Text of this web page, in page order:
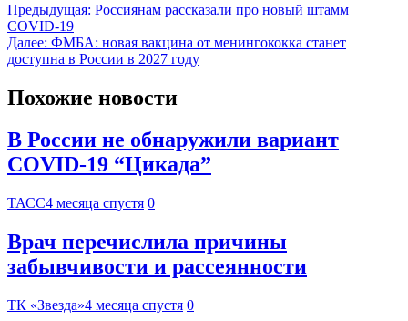
Предыдущая: Россиянам рассказали про новый штамм
COVID-19
Далее: ФМБА: новая вакцина от менингококка станет
доступна в России в 2027 году
Похожие новости
В России не обнаружили вариант
COVID-19 “Цикада”
ТАСС4 месяца спустя 0
Врач перечислила причины
забывчивости и рассеянности
ТК «Звезда»4 месяца спустя 0